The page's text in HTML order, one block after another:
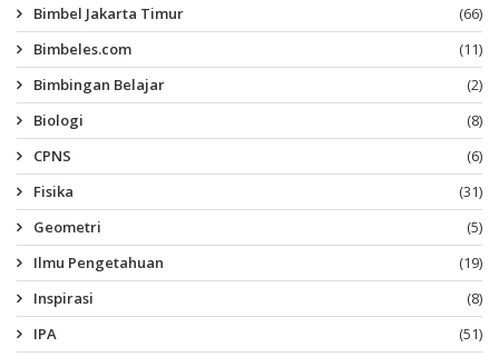
Bimbel Jakarta Timur
(66)
Bimbeles.com
(11)
Bimbingan Belajar
(2)
Biologi
(8)
CPNS
(6)
Fisika
(31)
Geometri
(5)
Ilmu Pengetahuan
(19)
Inspirasi
(8)
IPA
(51)